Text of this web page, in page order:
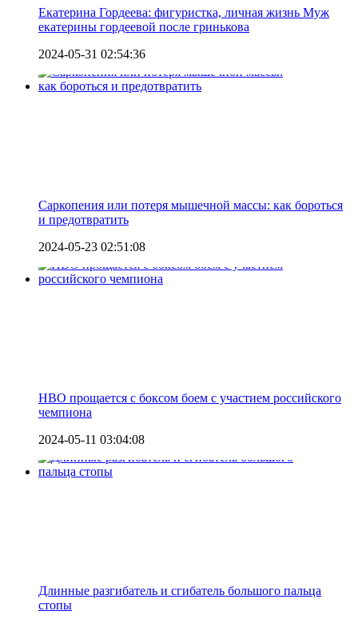
Екатерина Гордеева: фигуристка, личная жизнь Муж
екатерины гордеевой после гринькова
2024-05-31 02:54:36
Саркопения или потеря мышечной массы: как бороться
и предотвратить
2024-05-23 02:51:08
HBO прощается с боксом боем с участием российского
чемпиона
2024-05-11 03:04:08
Длинные разгибатель и сгибатель большого пальца
стопы